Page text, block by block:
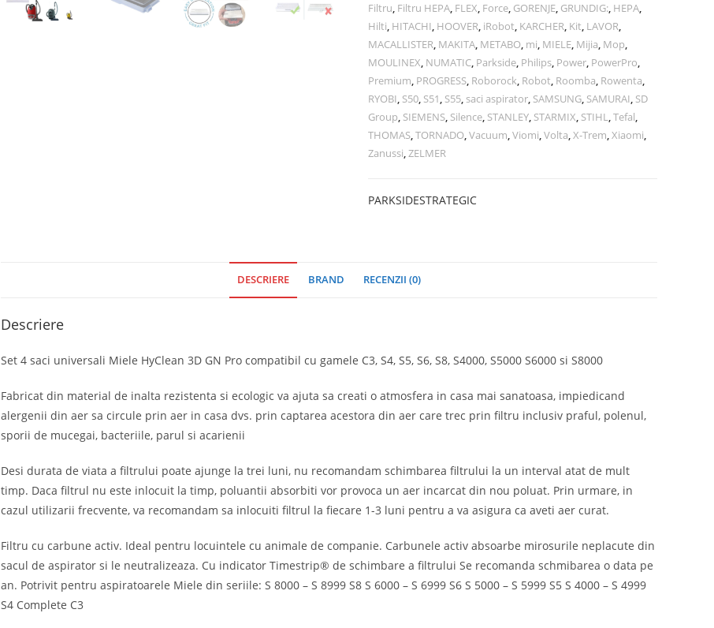
Filtru, Filtru HEPA, FLEX, Force, GORENJE, GRUNDIG:, HEPA,
Hilti, HITACHI, HOOVER, iRobot, KARCHER, Kit, LAVOR,
MACALLISTER, MAKITA, METABO, mi, MIELE, Mijia, Mop,
MOULINEX, NUMATIC, Parkside, Philips, Power, PowerPro,
Premium, PROGRESS, Roborock, Robot, Roomba, Rowenta,
RYOBI, S50, S51, S55, saci aspirator, SAMSUNG, SAMURAI, SD
Group, SIEMENS, Silence, STANLEY, STARMIX, STIHL,Tefal,
THOMAS,TORNADO,Vacuum,Viomi,Volta,X-Trem,Xiaomi,
Zanussi,ZELMER
PARKSIDESTRATEGIC
DESCRIERE BRAND RECENZII (0)
Descriere
Set 4 saci universali Miele HyClean 3D GN Pro compatibil cu gamele C3, S4, S5, S6, S8, S4000, S5000 S6000 si S8000
Fabricat din material de inalta rezistenta si ecologic va ajuta sa creati o atmosfera in casa mai sanatoasa, impiedicand
alergenii din aer sa circule prin aer in casa dvs. prin captarea acestora din aer care trec prin filtru inclusiv praful, polenul,
sporii de mucegai, bacteriile, parul si acarienii
Desi durata de viata a filtrului poate ajunge la trei luni, nu recomandam schimbarea filtrului la un interval atat de mult
timp. Daca filtrul nu este inlocuit la timp, poluantii absorbiti vor provoca un aer incarcat din nou poluat. Prin urmare, in
cazul utilizarii frecvente, va recomandam sa inlocuiti filtrul la fiecare 1-3 luni pentru a va asigura ca aveti aer curat.
Filtru cu carbune activ. Ideal pentru locuintele cu animale de companie. Carbunele activ absoarbe mirosurile neplacute din
sacul de aspirator si le neutralizeaza. Cu indicator Timestrip® de schimbare a filtrului Se recomanda schmibarea o data pe
an. Potrivit pentru aspiratoarele Miele din seriile: S 8000 – S 8999 S8 S 6000 – S 6999 S6 S 5000 – S 5999 S5 S 4000 – S 4999
S4 Complete C3